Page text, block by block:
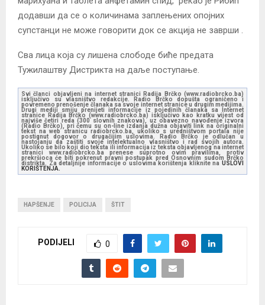
додавши да се о количинама заплењених опоjних
супстанци не може говорити док се акција не заврши .
Сва лица која су лишена слободе биће предата
Тужилаштву Дистрикта на даље поступање.
Svi članci objavljeni na internet stranici Radija Brčko (www.radiobrcko.ba)
isključivo su vlasništvo redakcije. Radio Brčko dopušta ograničeno i
povremeno prenošenje članaka sa svoje internet stranice u drugim medijima.
Drugi mediji smiju prenijeti informacije iz pojedinih članaka sa Internet
stranice Radija Brčko (www.radiobrcko.ba) isključivo kao kratku vijest od
najviše četiri reda (300 slovnih znakova), uz obavezno navođenje izvora
(Radio Brčko), pri čemu su on-line izdanja dužna objaviti link na originalni
tekst na web stranicu radiobrcko.ba, ukoliko s uredništvom portala nije
postignut dogovor o drugačijim uslovima. Radio Brčko je odlučan u
nastojanju da zaštiti svoje intelektualno vlasništvo i rad svojih autora.
Ukoliko se bilo koji dio teksta ili informacija iz teksta objavljenog na internet
stranici www.radiobrcko.ba prenese suprotno ovim pravilima, protiv
prekršioca će biti pokrenut pravni postupak pred Osnovnim sudom Brčko
distrikta. Za detaljnije informacije o uslovima korištenja kliknite na USLOVI
KORIŠTENJA.
HAPŠENJE POLICIJA ŠTIT
PODIJELI 0